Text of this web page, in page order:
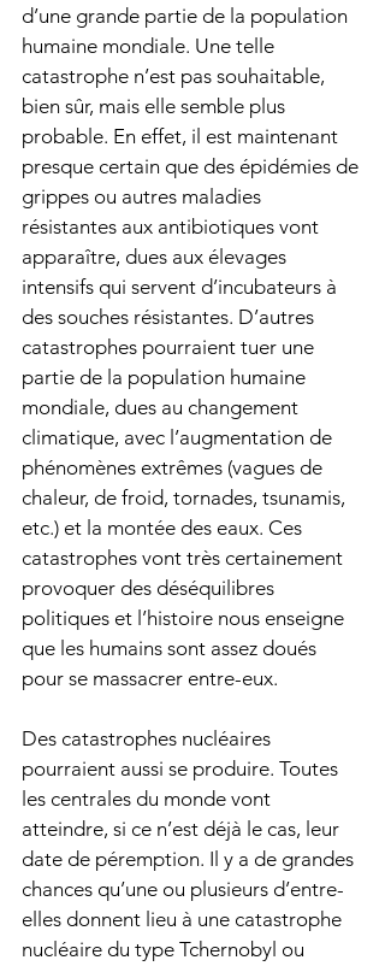
d’une grande partie de la population
humaine mondiale. Une telle
catastrophe n’est pas souhaitable,
bien sûr, mais elle semble plus
probable. En effet, il est maintenant
presque certain que des épidémies de
grippes ou autres maladies
résistantes aux antibiotiques vont
apparaître, dues aux élevages
intensifs qui servent d’incubateurs à
des souches résistantes. D’autres
catastrophes pourraient tuer une
partie de la population humaine
mondiale, dues au changement
climatique, avec l’augmentation de
phénomènes extrêmes (vagues de
chaleur, de froid, tornades, tsunamis,
etc.) et la montée des eaux. Ces
catastrophes vont très certainement
provoquer des déséquilibres
politiques et l’histoire nous enseigne
que les humains sont assez doués
pour se massacrer entre-eux.
Des catastrophes nucléaires
pourraient aussi se produire. Toutes
les centrales du monde vont
atteindre, si ce n’est déjà le cas, leur
date de péremption. Il y a de grandes
chances qu’une ou plusieurs d’entre-
elles donnent lieu à une catastrophe
nucléaire du type Tchernobyl ou